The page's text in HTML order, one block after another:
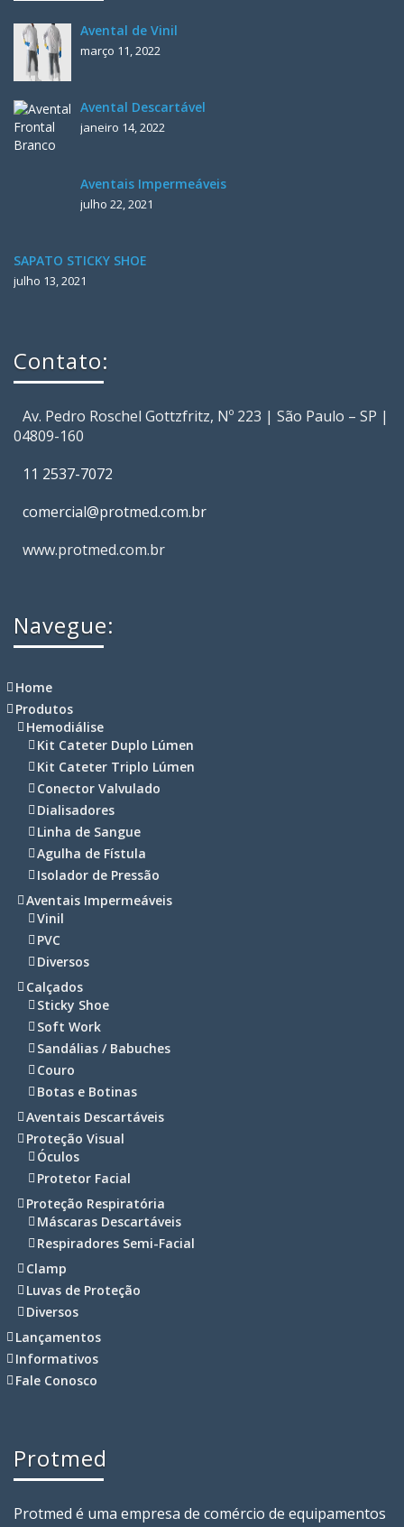
Avental de Vinil
março 11, 2022
Avental Descartável
janeiro 14, 2022
Aventais Impermeáveis
julho 22, 2021
SAPATO STICKY SHOE
julho 13, 2021
Contato:
Av. Pedro Roschel Gottzfritz, Nº 223 | São Paulo – SP |
04809-160
11 2537-7072
comercial@protmed.com.br
www.protmed.com.br
Navegue:
Home
Produtos
Hemodiálise
Kit Cateter Duplo Lúmen
Kit Cateter Triplo Lúmen
Conector Valvulado
Dialisadores
Linha de Sangue
Agulha de Fístula
Isolador de Pressão
Aventais Impermeáveis
Vinil
PVC
Diversos
Calçados
Sticky Shoe
Soft Work
Sandálias / Babuches
Couro
Botas e Botinas
Aventais Descartáveis
Proteção Visual
Óculos
Protetor Facial
Proteção Respiratória
Máscaras Descartáveis
Respiradores Semi-Facial
Clamp
Luvas de Proteção
Diversos
Lançamentos
Informativos
Fale Conosco
Protmed
Protmed é uma empresa de comércio de equipamentos